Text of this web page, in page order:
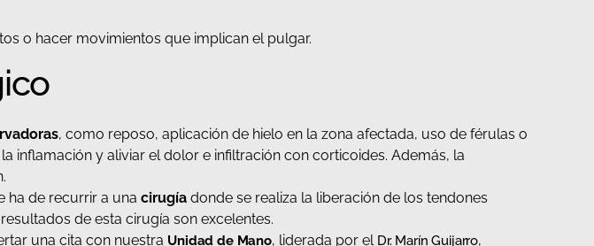
o hacer movimientos que implican el pulgar.
, como reposo, aplicación de hielo en la zona afectada, uso de férulas o
inflamación y aliviar el dolor e infiltración con corticoides. Además, la
ha de recurrir a unacirugíadonde se realiza la liberación de los tendones
de esta cirugía son excelentes.
una cita con nuestra Unidad de Mano, liderada por el Dr. Marín Guijarro,